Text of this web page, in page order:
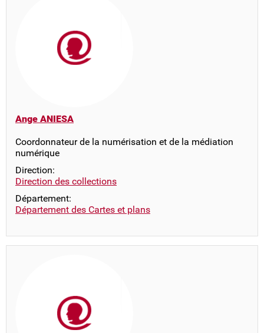
Ange ANIESA
Coordonnateur de la numérisation et de la médiation
numérique
Direction:
Direction des collections
Département:
Département des Cartes et plans